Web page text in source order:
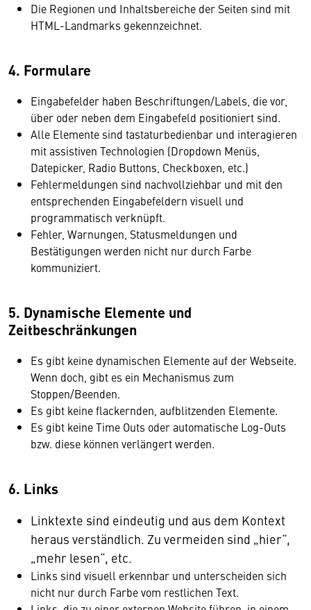
Die Regionen und Inhaltsbereiche der Seiten sind mit
HTML-Landmarks gekennzeichnet.
4. Formulare
Eingabefelder haben Beschriftungen/Labels, die vor,
über oder neben dem Eingabefeld positioniert sind.
Alle Elemente sind tastaturbedienbar und interagieren
mit assistiven Technologien (Dropdown Menüs,
Datepicker, Radio Buttons, Checkboxen, etc.)
Fehlermeldungen sind nachvollziehbar und mit den
entsprechenden Eingabefeldern visuell und
programmatisch verknüpft.
Fehler, Warnungen, Statusmeldungen und
Bestätigungen werden nicht nur durch Farbe
kommuniziert.
5. Dynamische Elemente und
Zeitbeschränkungen
Es gibt keine dynamischen Elemente auf der Webseite.
Wenn doch, gibt es ein Mechanismus zum
Stoppen/Beenden.
Es gibt keine flackernden, aufblitzenden Elemente.
Es gibt keine Time Outs oder automatische Log-Outs
bzw. diese können verlängert werden.
6. Links
Linktexte sind eindeutig und aus dem Kontext
heraus verständlich. Zu vermeiden sind „hier“,
„mehr lesen“, etc.
Links sind visuell erkennbar und unterscheiden sich
nicht nur durch Farbe vom restlichen Text.